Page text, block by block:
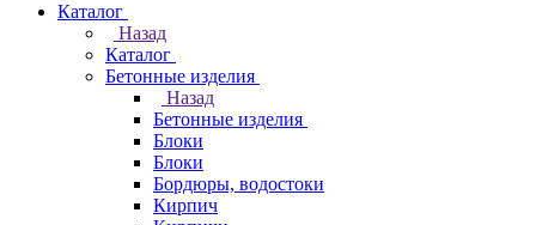
Каталог
Назад
Каталог
Бетонные изделия
Назад
Бетонные изделия
Блоки
Блоки
Бордюры, водостоки
Кирпич